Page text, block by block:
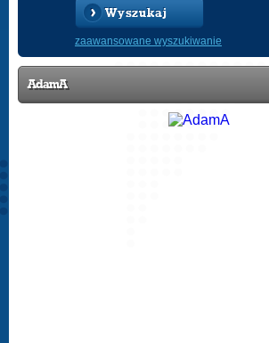
Wyszukaj
zaawansowane wyszukiwanie
AdamA